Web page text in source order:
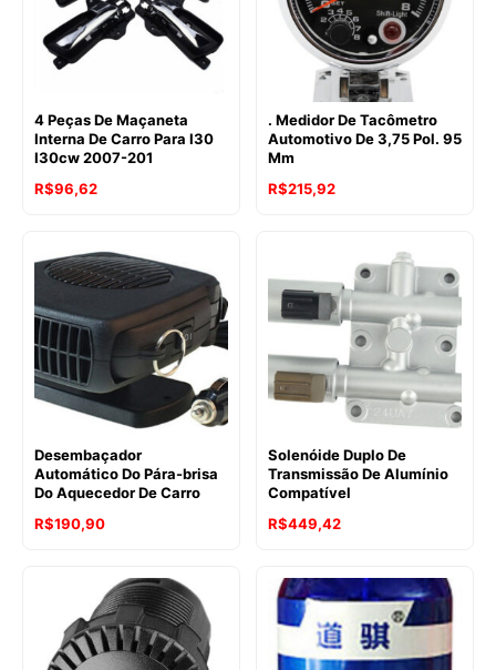
4 Peças De Maçaneta
Interna De Carro Para I30
I30cw 2007-201
R$96,62
. Medidor De Tacômetro
Automotivo De 3,75 Pol. 95
Mm
R$215,92
Desembaçador
Automático Do Pára-brisa
Do Aquecedor De Carro
R$190,90
Solenóide Duplo De
Transmissão De Alumínio
Compatível
R$449,42